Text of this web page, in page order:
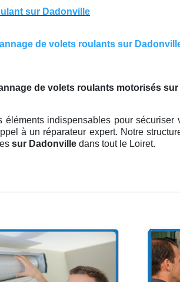
sur Dadonville
de volets roulants sur
de volets roulants motorisés
éléments indispensables pour
à un réparateur expert. Notre
sur Dadonville dans tout le Loiret.